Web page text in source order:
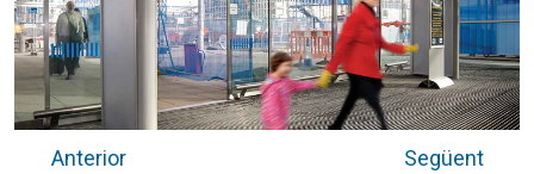
Anterior Següent